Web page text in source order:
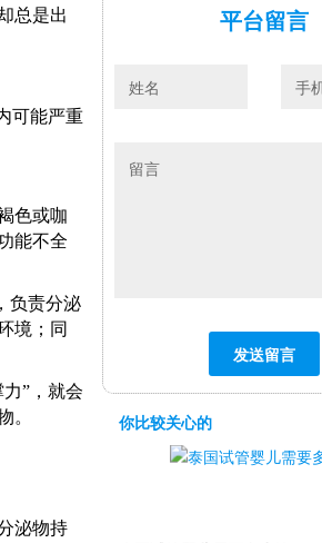
总是出
可能严重
色或咖
能不全
负责分泌
境；同
力”，就会
。
泌物持
平台留言
你比较关心的